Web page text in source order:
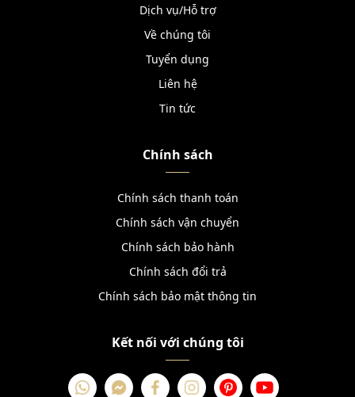
Dịch vụ/Hỗ trợ
Về chúng tôi
Tuyển dụng
Liên hệ
Tin tức
Chính sách
Chính sách thanh toán
Chính sách vận chuyển
Chính sách bảo hành
Chính sách đổi trả
Chính sách bảo mật thông tin
Kết nối với chúng tôi